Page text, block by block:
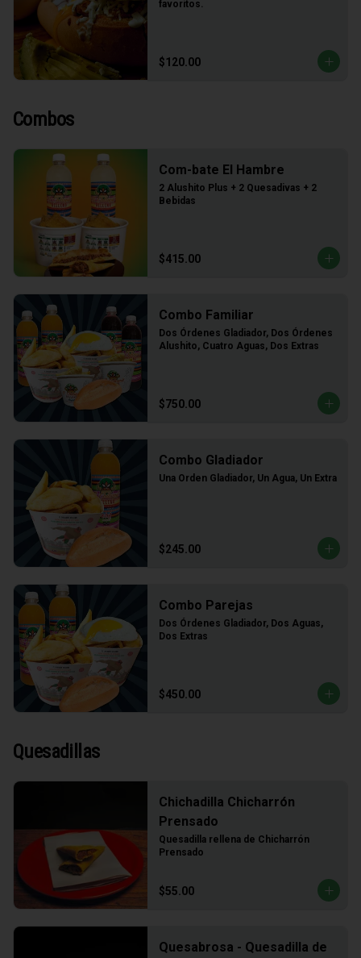
favoritos.
$120.00
Combos
Com-bate El Hambre
2 Alushito Plus + 2 Quesadivas + 2
Bebidas
$415.00
Combo Familiar
Dos Órdenes Gladiador, Dos Órdenes
Alushito, Cuatro Aguas, Dos Extras
$750.00
Combo Gladiador
Una Orden Gladiador, Un Agua, Un Extra
$245.00
Combo Parejas
Dos Órdenes Gladiador, Dos Aguas,
Dos Extras
$450.00
Quesadillas
Chichadilla Chicharrón
Prensado
Quesadilla rellena de Chicharrón
Prensado
$55.00
Quesabrosa - Quesadilla de